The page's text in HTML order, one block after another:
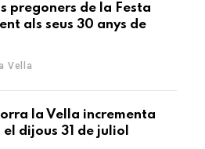
pregoners de la Festa
als seus 30 anys de
Vella
la Vella incrementa
dijous 31 de juliol